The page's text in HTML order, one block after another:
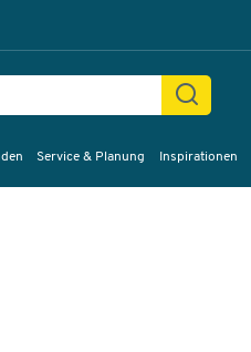
Service & Planung Inspirationen
Bilder Videos